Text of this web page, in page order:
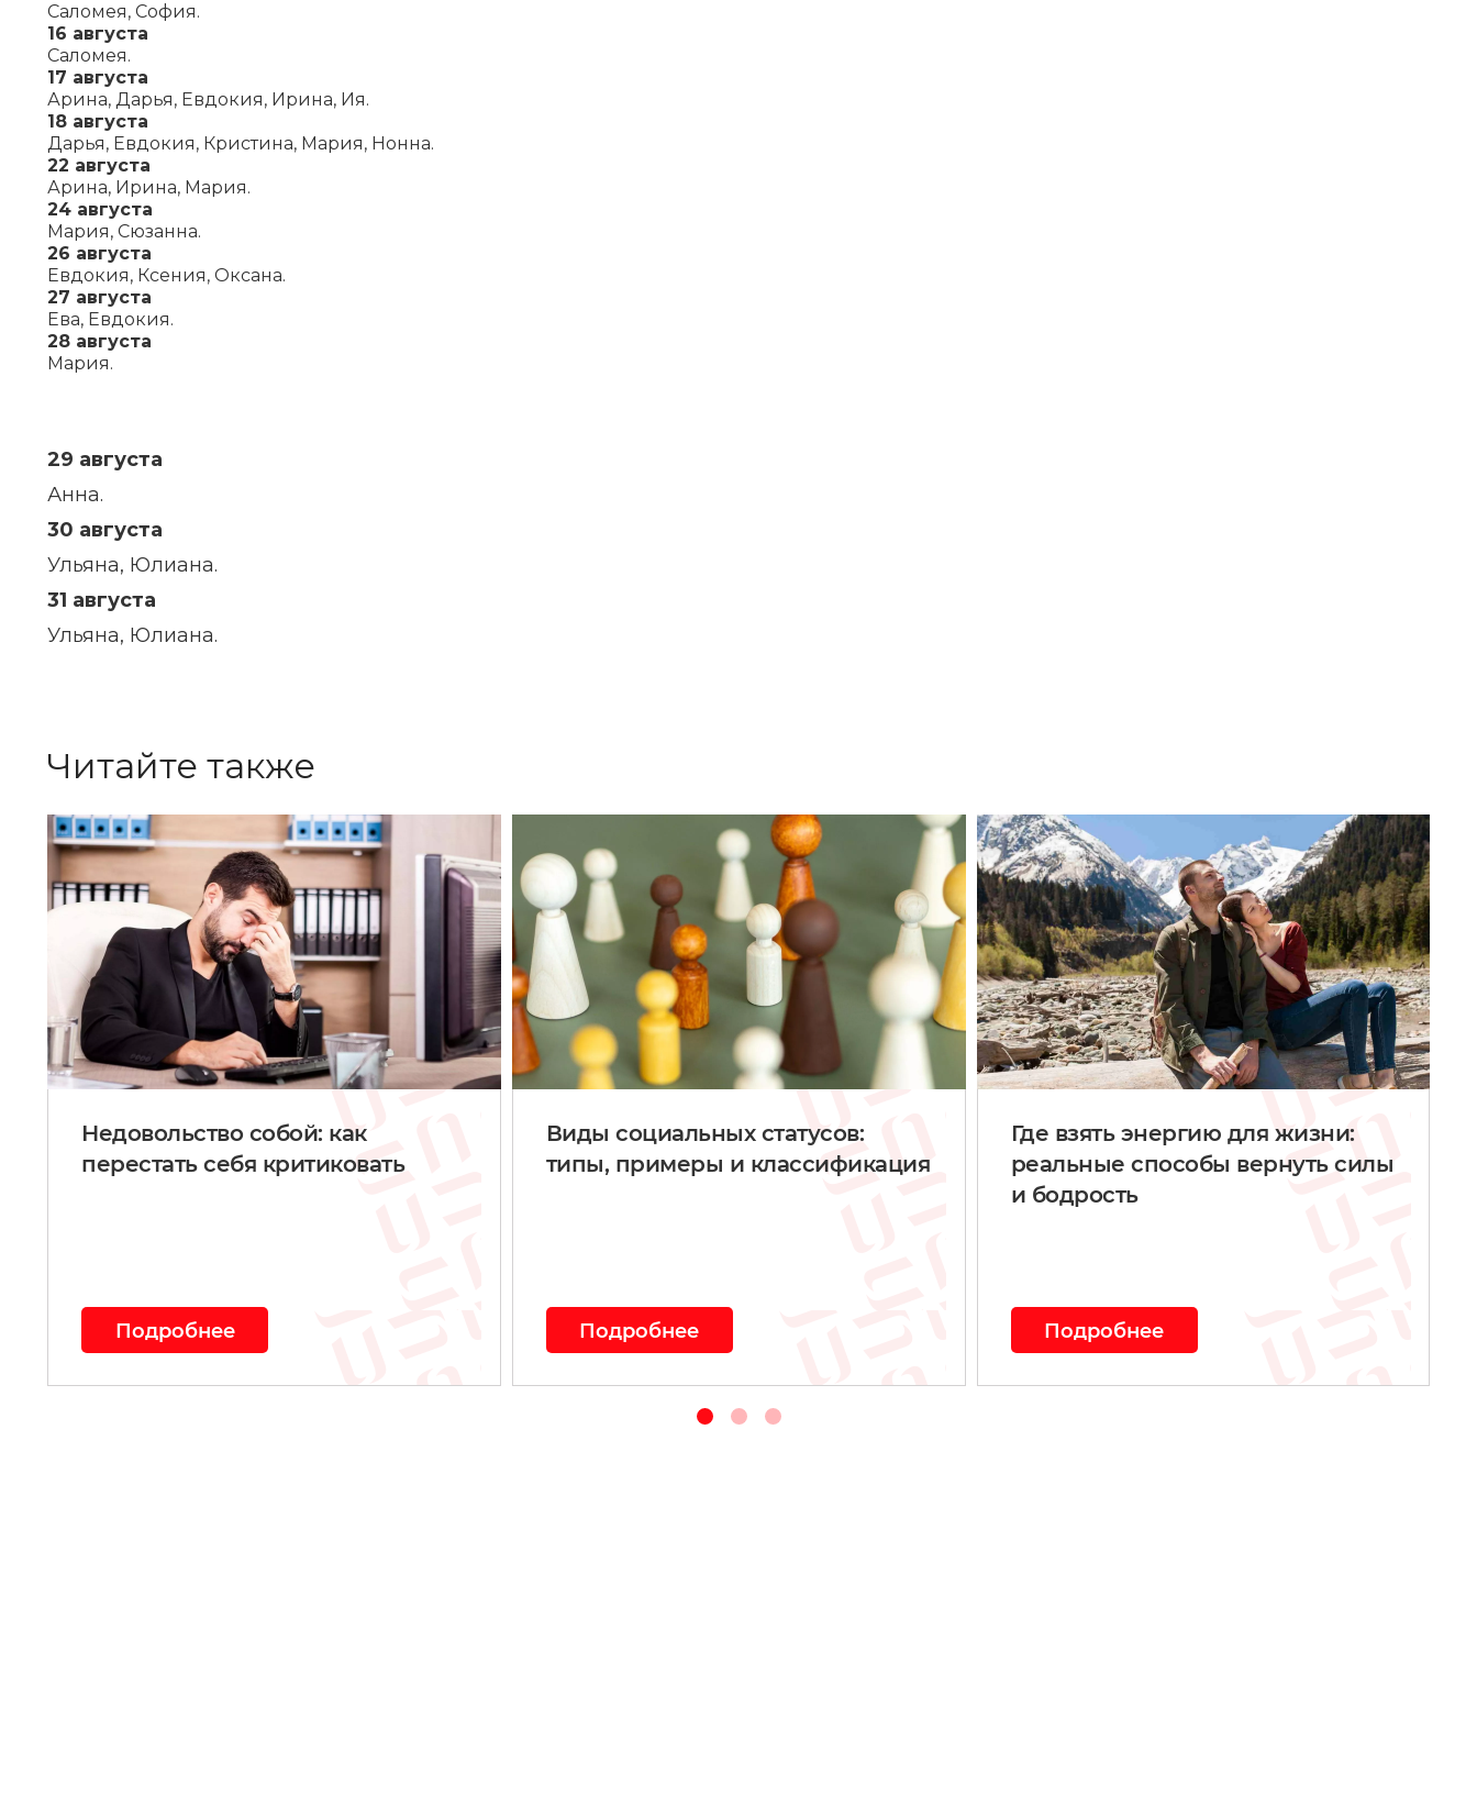
Саломея, София.
16 августа
Саломея.
17 августа
Арина, Дарья, Евдокия, Ирина, Ия.
18 августа
Дарья, Евдокия, Кристина, Мария, Нонна.
22 августа
Арина, Ирина, Мария.
24 августа
Мария, Сюзанна.
26 августа
Евдокия, Ксения, Оксана.
27 августа
Ева, Евдокия.
28 августа
Мария.
29 августа
Анна.
30 августа
Ульяна, Юлиана.
31 августа
Ульяна, Юлиана.
Читайте также
Недовольство собой: как
перестать себя критиковать
Подробнее
Виды социальных статусов:
типы, примеры и классификация
Подробнее
Где взять энергию для жизни:
реальные способы вернуть силы
и бодрость
Подробнее